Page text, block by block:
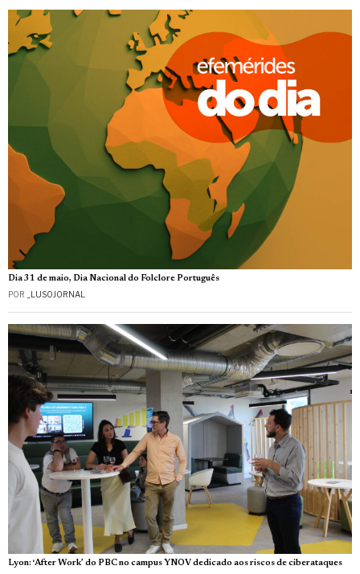
Dia 31 de maio, Dia Nacional do Folclore Português
POR _LUSOJORNAL
Lyon: ‘After Work’ do PBC no campus YNOV dedicado aos riscos de ciberataques